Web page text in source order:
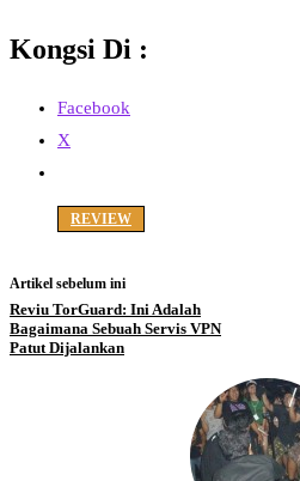
Kongsi Di :
Facebook
X
REVIEW
Artikel sebelum ini
Reviu TorGuard: Ini Adalah
Bagaimana Sebuah Servis VPN
Patut Dijalankan